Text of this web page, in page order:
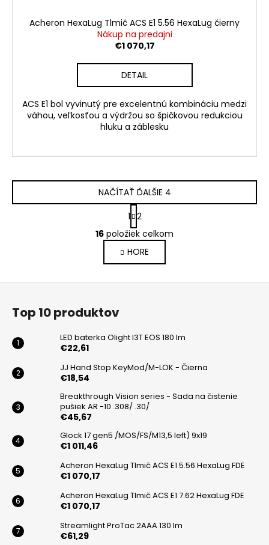
Acheron HexaLug Tlmič ACS E1 5.56 HexaLug čierny
Nákup na predajni
€1 070,17
DETAIL
ACS E1 bol vyvinutý pre excelentnú kombináciu medzi
váhou, veľkosťou a výdržou so špičkovou redukciou
hluku a záblesku
O
v
l
á
d
e
v
y
v
ý
p
s
NAČÍTAŤ ĎALŠIE 4
S
t
r
á
n
k
o
e
1 2
16 položiek celkom
HORE
Top 10 produktov
LED baterka Olight I3T EOS 180 lm
€22,61
JJ Hand Stop KeyMod/M-LOK - Čierna
€18,54
Breakthrough Vision series - Sada na čistenie
pušiek AR -10 .308/ .30/
€45,67
Glock 17 gen5 /MOS/FS/M13,5 left) 9x19
€1 011,46
Acheron HexaLug Tlmič ACS E1 5.56 HexaLug FDE
€1 070,17
Acheron HexaLug Tlmič ACS E1 7.62 HexaLug FDE
€1 070,17
Streamlight ProTac 2AAA 130 lm
€61,29